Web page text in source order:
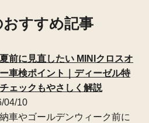
すすめ記事
前に見直したい MINIクロスオ
車検ポイント｜ディーゼル特
ェックもやさしく解説
04/10
車やゴールデンウィーク前に